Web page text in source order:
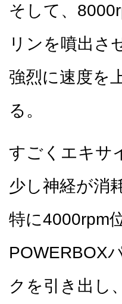
そして、
リンを噴出さ
強烈に速度を
る。
すごくエキサ
少し神経が消
特に4000rpm
POWERBOX
クを引き出し